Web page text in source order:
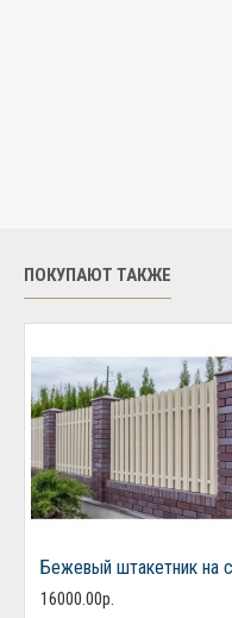
ПОКУПАЮТ ТАКЖЕ
16000.00р.